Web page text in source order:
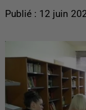
Publié : 12 juin